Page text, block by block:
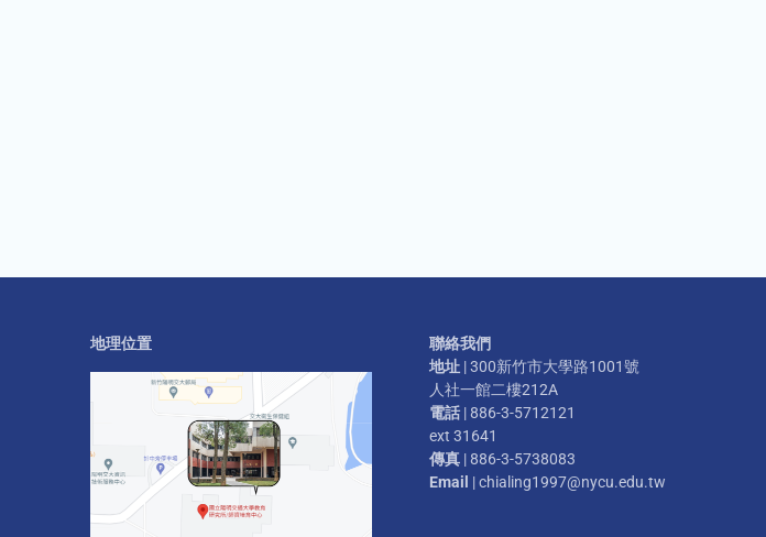
地理位置
聯絡我們
地址 | 300新竹市大學路1001號
人社一館二樓212A
電話| 886-3-5712121
ext 31641
傳真| 886-3-5738083
Email | chialing1997@nycu.edu.tw